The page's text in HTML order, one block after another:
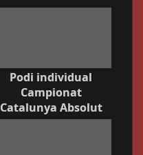
Podi individual
Campionat
Catalunya Absolut